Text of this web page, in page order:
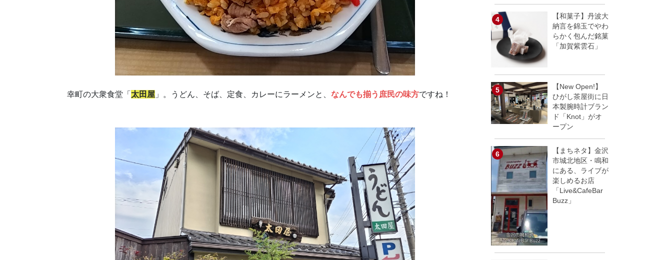
幸町の大衆食堂「 太田屋 」。うどん、そば、定食、カレーにラーメンと、 なんでも揃う庶民の味方ですね！
【和菓子】丹波大
納言を錦玉でやわ
らかく包んだ銘菓
「加賀紫雲石」
【New Open!】
ひがし茶屋街に日
本製腕時計ブラン
ド「Knot」がオ
ープン
【まちネタ】金沢
市城北地区・鳴和
にある、ライブが
楽しめるお店
「Live&CafeBar
Buzz」